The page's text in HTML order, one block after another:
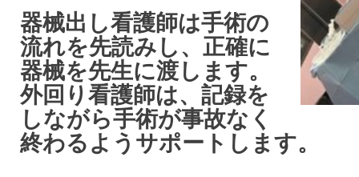
器械出し看護師は手術の
流れを先読みし、正確に
器械を先生に渡します。
外回り看護師は、記録を
しながら手術が事故なく
終わるようサポートします。